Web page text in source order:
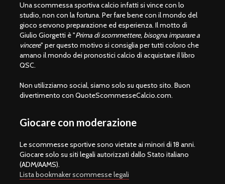
Una scommessa sportiva calcio infatti si vince con lo
studio, non con la fortuna. Per fare bene con il mondo del
gioco servono preparazione ed esperienza. Il motto di
Giulio Giorgetti è "Prima di scommettere, bisogna imparare a
vincere" per questo motivo si consiglia per tutti coloro che
amano il mondo dei pronostici calcio di acquistare il libro
QSC.
Non utilizziamo social, siamo solo su questo sito. Buon
divertimento con QuoteScommesseCalcio.com.
Giocare con moderazione
Le scommesse sportive sono vietate ai minori di 18 anni.
Giocare solo su siti legali autorizzati dallo Stato italiano
(ADM/AAMS).
Lista bookmaker scommesse legali